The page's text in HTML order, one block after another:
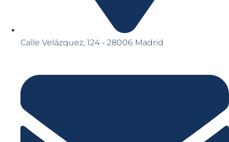
Calle Velázquez, 124 - 28006 Madrid